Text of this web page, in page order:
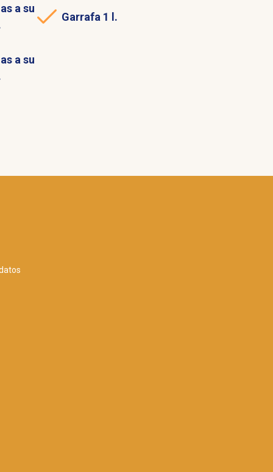
a su
Garrafa 1 l.
a su